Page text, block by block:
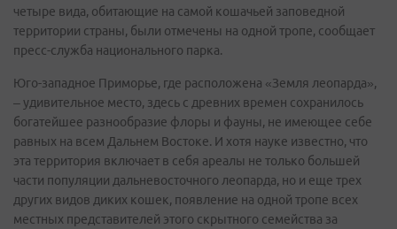
четыре вида, обитающие на самой кошачьей заповедной
территории страны, были отмечены на одной тропе, сообщает
пресс-служба национального парка.
Юго-западное Приморье, где расположена «Земля леопарда»,
– удивительное место, здесь с древних времен сохранилось
богатейшее разнообразие флоры и фауны, не имеющее себе
равных на всем Дальнем Востоке. И хотя науке известно, что
эта территория включает в себя ареалы не только большей
части популяции дальневосточного леопарда, но и еще трех
других видов диких кошек, появление на одной тропе всех
местных представителей этого скрытного семейства за